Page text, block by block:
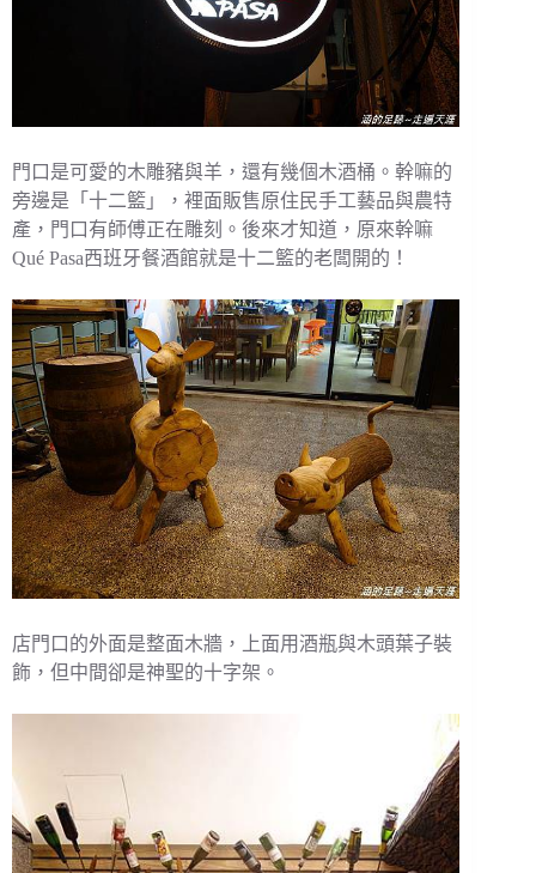
門口是可愛的木雕豬與羊，還有幾個木酒桶。幹嘛的
旁邊是「十二籃」，裡面販售原住民手工藝品與農特
產，門口有師傅正在雕刻。後來才知道，原來幹嘛
Qué Pasa西班牙餐酒館就是十二籃的老闆開的！
店門口的外面是整面木牆，上面用酒瓶與木頭葉子裝
飾，但中間卻是神聖的十字架。